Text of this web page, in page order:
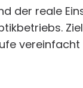
der reale